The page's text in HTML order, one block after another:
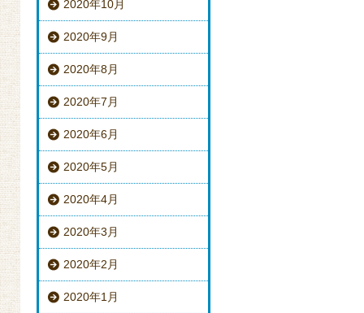
2020年10月
2020年9月
2020年8月
2020年7月
2020年6月
2020年5月
2020年4月
2020年3月
2020年2月
2020年1月